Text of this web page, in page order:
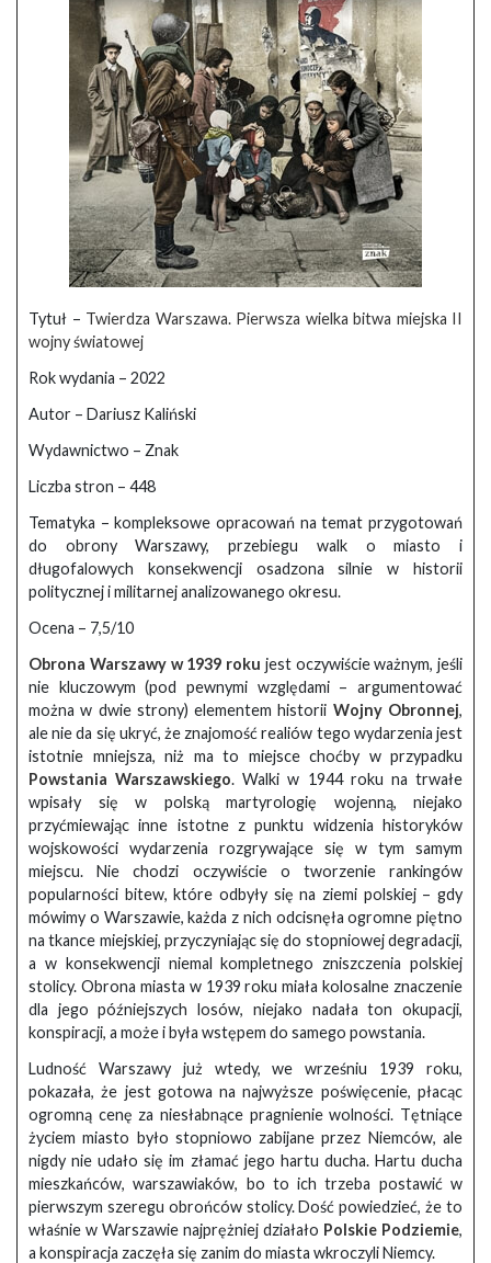
Tytuł – Twierdza Warszawa. Pierwsza wielka bitwa miejska II
wojny światowej
Rok wydania – 2022
Autor – Dariusz Kaliński
Wydawnictwo – Znak
Liczba stron – 448
Tematyka – kompleksowe opracowań na temat przygotowań
do obrony Warszawy, przebiegu walk o miasto i
długofalowych konsekwencji osadzona silnie w historii
politycznej i militarnej analizowanego okresu.
Ocena – 7,5/10
Obrona Warszawy w 1939 roku jest oczywiście ważnym, jeśli
nie kluczowym (pod pewnymi względami – argumentować
można w dwie strony) elementem historii Wojny Obronnej,
ale nie da się ukryć, że znajomość realiów tego wydarzenia jest
istotnie mniejsza, niż ma to miejsce choćby w przypadku
Powstania Warszawskiego. Walki w 1944 roku na trwałe
wpisały się w polską martyrologię wojenną, niejako
przyćmiewając inne istotne z punktu widzenia historyków
wojskowości wydarzenia rozgrywające się w tym samym
miejscu. Nie chodzi oczywiście o tworzenie rankingów
popularności bitew, które odbyły się na ziemi polskiej – gdy
mówimy o Warszawie, każda z nich odcisnęła ogromne piętno
na tkance miejskiej, przyczyniając się do stopniowej degradacji,
a w konsekwencji niemal kompletnego zniszczenia polskiej
stolicy. Obrona miasta w 1939 roku miała kolosalne znaczenie
dla jego późniejszych losów, niejako nadała ton okupacji,
konspiracji, a może i była wstępem do samego powstania.
Ludność Warszawy już wtedy, we wrześniu 1939 roku,
pokazała, że jest gotowa na najwyższe poświęcenie, płacąc
ogromną cenę za niesłabnące pragnienie wolności. Tętniące
życiem miasto było stopniowo zabijane przez Niemców, ale
nigdy nie udało się im złamać jego hartu ducha. Hartu ducha
mieszkańców, warszawiaków, bo to ich trzeba postawić w
pierwszym szeregu obrońców stolicy. Dość powiedzieć, że to
właśnie w Warszawie najprężniej działało Polskie Podziemie,
a konspiracja zaczęła się zanim do miasta wkroczyli Niemcy.